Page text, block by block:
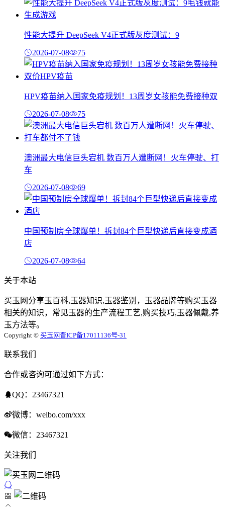
性能大提升 DeepSeek V4正式版灰度测试：9
2026-07-08 75
HPV疫苗纳入国家免疫规划！13周岁女孩能免费接种双
2026-07-08 75
澳洲最大电信巨头宕机 数百万人遭断网！火车停驶、打
车
2026-07-08 69
中国预制房全球爆单！拆封84个巨型快递后直接变成酒
店
2026-07-08 64
关于本站
买玉网分享玉百科,玉器知识,玉器鉴别，玉器品牌等购买玉器
相关的知识，常见玉器的生产流程工艺,购买技巧,玉器佩戴,养
玉方法等。
Copyright © 买玉网晋ICP备17011136号-31
联系我们
合作或咨询可通过如下方式：
QQ：23467321
微博：weibo.com/xxx
微信：23467321
关注我们